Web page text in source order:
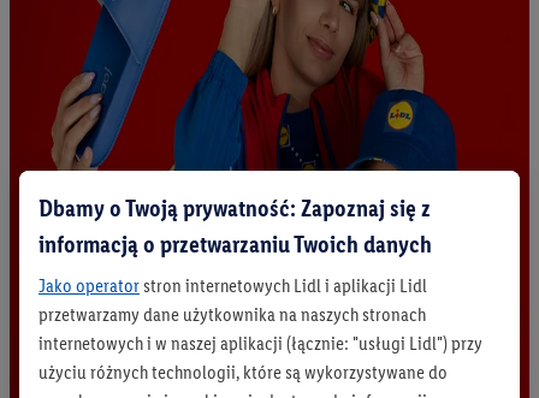
Dbamy o Twoją prywatność: Zapoznaj się z
informacją o przetwarzaniu Twoich danych
Jako operatorstron internetowych Lidl i aplikacji Lidl
przetwarzamy dane użytkownika na naszych stronach
internetowych i w naszej aplikacji (łącznie: "usługi Lidl") przy
użyciu różnych technologii, które są wykorzystywane do